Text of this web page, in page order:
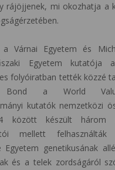
rájöjjenek, mi okozhatja a
a Várnai Egyetem és
Egyetem kutatója
folyóiratban tették közzé
a World
kutatók nemzetközi
között készült három
mellett
Egyetem genetikusának
és a telek zordságáról